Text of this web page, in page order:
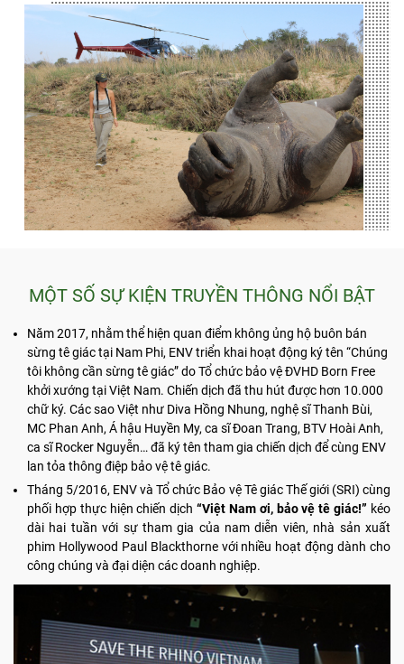
MỘT SỐ SỰ KIỆN TRUYỀN THÔNG NỔI BẬT
Năm 2017, nhằm thể hiện quan điểm không ủng hộ buôn bán
sừng tê giác tại Nam Phi, ENV triển khai hoạt động ký tên “Chúng
tôi không cần sừng tê giác” do Tổ chức bảo vệ ĐVHD Born Free
khởi xướng tại Việt Nam. Chiến dịch đã thu hút được hơn 10.000
chữ ký. Các sao Việt như Diva Hồng Nhung, nghệ sĩ Thanh Bùi,
MC Phan Anh, Á hậu Huyền My, ca sĩ Đoan Trang, BTV Hoài Anh,
ca sĩ Rocker Nguyễn… đã ký tên tham gia chiến dịch để cùng ENV
lan tỏa thông điệp bảo vệ tê giác.
Tháng 5/2016, ENV và Tổ chức Bảo vệ Tê giác Thế giới (SRI) cùng
phối hợp thực hiện chiến dịch“Việt Nam ơi, bảo vệ tê giác!” kéo
dài hai tuần với sự tham gia của nam diễn viên, nhà sản xuất
phim Hollywood Paul Blackthorne với nhiều hoạt động dành cho
công chúng và đại diện các doanh nghiệp.